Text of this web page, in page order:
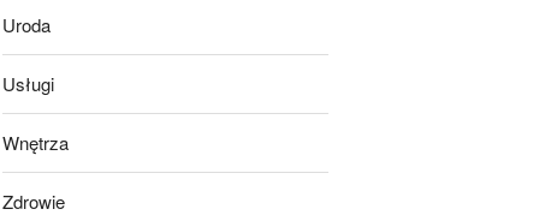
Uroda
Usługi
Wnętrza
Zdrowie